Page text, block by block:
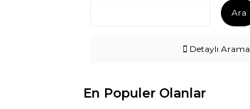
Ara
Detaylı Arama
En Populer Olanlar